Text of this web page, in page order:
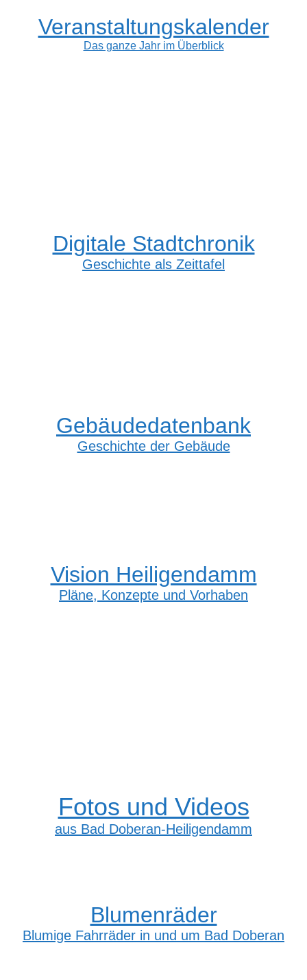
Veranstaltungskalender
Das ganze Jahr im Überblick
Digitale Stadtchronik
Geschichte als Zeittafel
Gebäudedatenbank
Geschichte der Gebäude
Vision Heiligendamm
Pläne, Konzepte und Vorhaben
Fotos und Videos
aus Bad Doberan-Heiligendamm
Blumenräder
Blumige Fahrräder in und um Bad Doberan